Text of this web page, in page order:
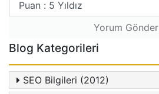
Yorum Gönder
Blog Kategorileri
SEO Bilgileri (2012)